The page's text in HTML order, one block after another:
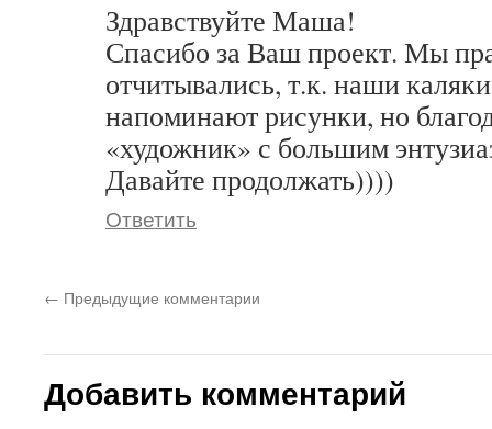
Здравствуйте Маша!
Спасибо за Ваш проект. Мы
отчитывались, т.к. наши
напоминают рисунки, но
«художник» с большим
Давайте продолжать))))
Ответить
← Предыдущие комментарии
Добавить комментарий